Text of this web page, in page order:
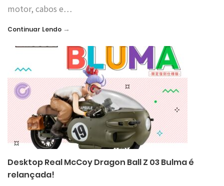
motor, cabos e…
Continuar Lendo →
Desktop Real McCoy Dragon Ball Z 03 Bulma é
relançada!